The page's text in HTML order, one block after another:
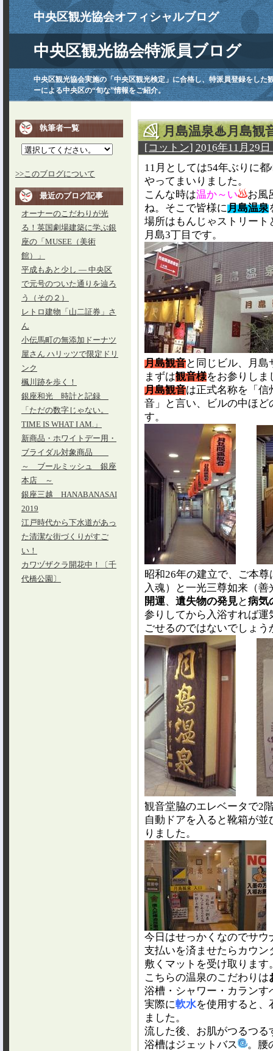
中央区観光協会オフィシャルブログ
中央区観光協会特派員ブログ
中央区観光協会実施の「中央区観光検定」に合格し、特派員登録をした
ーによる中央区の“旬な”情報をご紹介。
執筆者一覧
>>このブログについて
最近のブログ記事
オーナーのこだわりが光
る！英国劇場建築に学ぶ銀
座の「MUSEE（美術
館）」
平成もあと少し ― 中央区
で元号のついた通りを辿ろ
う（その２）
レトロ建物「山二証券」さ
ん
小伝馬町の無添加ドーナツ
屋さん ハリッツで限定ドリ
ンク
楓川跡を歩く！
銀座和光 時計と記録
「ただの数字じゃない。
TIME IS WHAT I AM.」
新商品・ホワイトデー用・
ブライダル対象商品
～ ブールミッシュ 銀座
本店 ～
銀座三越 HANABANASAI
2019
江戸時代から下水道があっ
た清潔な街づくりがすご
い！
カワヅザクラ開花中！〔千
代橋公園〕
月島温泉♨月島観
[コットン] 2016年11月29日
11月としては54年ぶりに都
やってまいりました。
こんな時は温か～い
お風
ね。そこで皆様に月島温泉
場所はもんじゃストリー
月島3丁目です。
月島観音と同じビル、月
まずは観音様をお参りしま
月島観音は正式名称を「
音」と言い、ビルの中ほ
す。
昭和26年の建立で、ご本
入魂）と一光三尊如来（
開運、 遺失物の発見と病気
参りしてから入浴すれば
ごせるのではないでしょう
観音堂脇のエレベータで2
自動ドアを入ると靴箱が
りました。
今日はせっかくなのでサ
支払いを済ませたらカウン
敷くマットを受け取ります
こちらの温泉のこだわりは
浴槽・シャワー・カランす
実際に軟水を使用すると
ました。
流した後、お肌がつるつる
浴槽はジェットバス
。腰